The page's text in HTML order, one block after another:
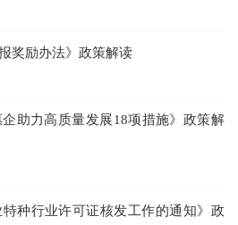
奖励办法》政策解读
企助力高质量发展18项措施》政策解
特种行业许可证核发工作的通知》政